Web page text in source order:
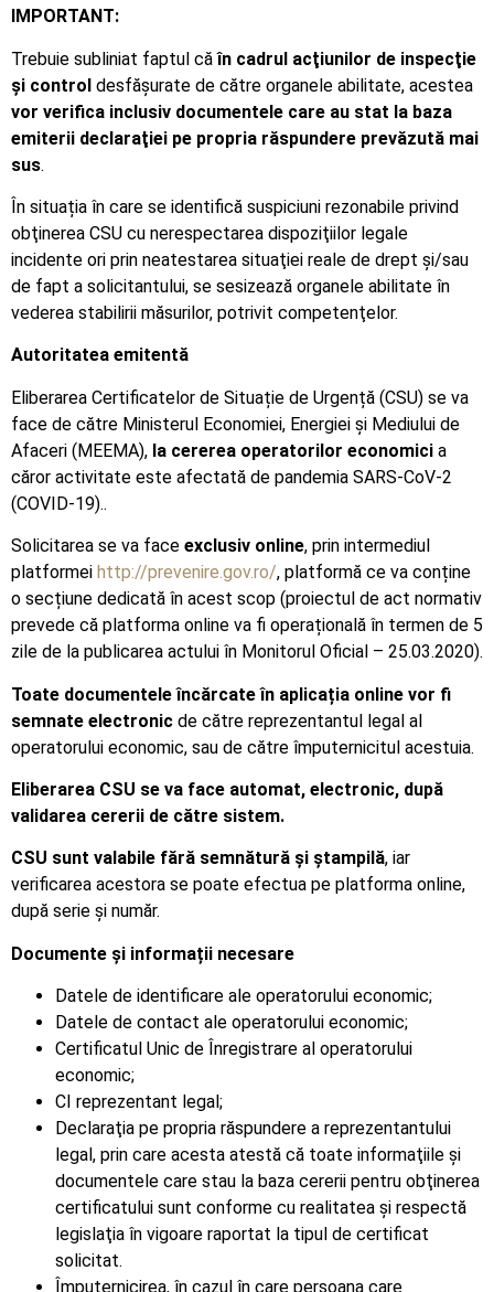
IMPORTANT:
Trebuie subliniat faptul căîn cadrul acţiunilor de inspecţie
şi control desfăşurate de către organele abilitate, acestea
vor verifica inclusiv documentele care au stat la baza
emiterii declaraţiei pe propria răspundere prevăzută mai
sus.
În situația în care se identifică suspiciuni rezonabile privind
obţinerea CSU cu nerespectarea dispoziţiilor legale
incidente ori prin neatestarea situaţiei reale de drept şi/sau
de fapt a solicitantului, se sesizează organele abilitate în
vederea stabilirii măsurilor, potrivit competenţelor.
Autoritatea emitentă
Eliberarea Certificatelor de Situație de Urgență (CSU) se va
face de către Ministerul Economiei, Energiei și Mediului de
Afaceri (MEEMA), la cererea operatorilor economici a
căror activitate este afectată de pandemia SARS-CoV-2
(COVID-19)..
Solicitarea se va face exclusiv online, prin intermediul
platformei http://prevenire.gov.ro/, platformă ce va conține
o secțiune dedicată în acest scop (proiectul de act normativ
prevede că platforma online va fi operațională în termen de 5
zile de la publicarea actului în Monitorul Oficial – 25.03.2020).
Toate documentele încărcate în aplicația online vor fi
semnate electronic de către reprezentantul legal al
operatorului economic, sau de către împuternicitul acestuia.
Eliberarea CSU se va face automat, electronic, după
validarea cererii de către sistem.
CSU sunt valabile fără semnătură şi ştampilă, iar
verificarea acestora se poate efectua pe platforma online,
după serie şi număr.
Documente și informații necesare
Datele de identificare ale operatorului economic;
Datele de contact ale operatorului economic;
Certificatul Unic de Înregistrare al operatorului
economic;
CI reprezentant legal;
Declaraţia pe propria răspundere a reprezentantului
legal, prin care acesta atestă că toate informaţiile şi
documentele care stau la baza cererii pentru obţinerea
certificatului sunt conforme cu realitatea şi respectă
legislaţia în vigoare raportat la tipul de certificat
solicitat.
Împuternicirea, în cazul în care persoana care